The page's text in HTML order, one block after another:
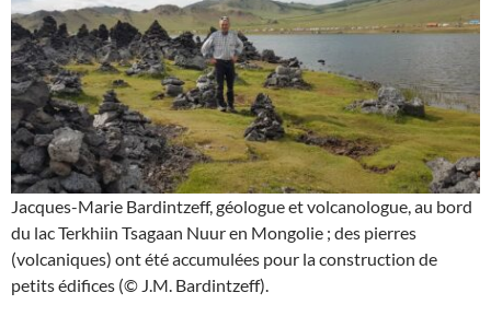
Jacques-Marie Bardintzeff, géologue et volcanologue, au bord
du lac Terkhiin Tsagaan Nuur en Mongolie ; des pierres
(volcaniques) ont été accumulées pour la construction de
petits édifices (© J.M. Bardintzeff).